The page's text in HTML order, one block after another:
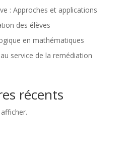
: Approches et applications
des élèves
en mathématiques
service de la remédiation
récents